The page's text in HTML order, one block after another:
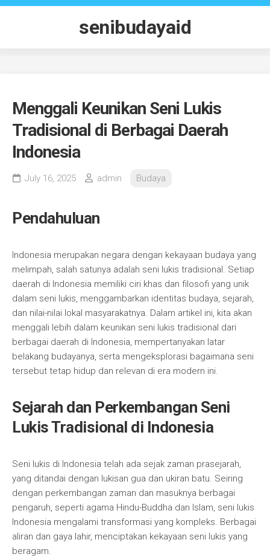
Skip
senibudayaid
Menggali Keunikan Seni Lukis
Tradisional di Berbagai Daerah
Indonesia
July 16, 2025 admin Budaya
Pendahuluan
Indonesia merupakan negara dengan kekayaan budaya yang
melimpah, salah satunya adalah seni lukis tradisional. Setiap
daerah di Indonesia memiliki ciri khas dan filosofi yang unik
dalam seni lukis, menggambarkan identitas budaya, sejarah,
dan nilai-nilai lokal masyarakatnya. Dalam artikel ini, kita akan
menggali lebih dalam keunikan seni lukis tradisional dari
berbagai daerah di Indonesia, mempertanyakan latar
belakang budayanya, serta mengeksplorasi bagaimana seni
tersebut tetap hidup dan relevan di era modern ini.
Sejarah dan Perkembangan Seni
Lukis Tradisional di Indonesia
Seni lukis di Indonesia telah ada sejak zaman prasejarah,
yang ditandai dengan lukisan gua dan ukiran batu. Seiring
dengan perkembangan zaman dan masuknya berbagai
pengaruh, seperti agama Hindu-Buddha dan Islam, seni lukis
Indonesia mengalami transformasi yang kompleks. Berbagai
aliran dan gaya lahir, menciptakan kekayaan seni lukis yang
beragam.